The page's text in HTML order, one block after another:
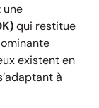
une
qui restitue
existent en
à